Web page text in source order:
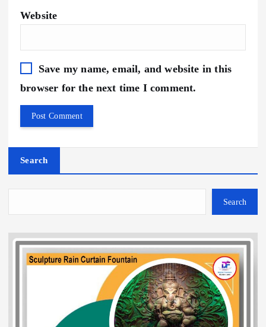
Website
Save my name, email, and website in this
browser for the next time I comment.
Search
Search